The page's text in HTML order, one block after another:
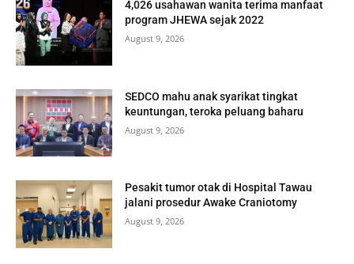
4,026 usahawan wanita terima manfaat
program JHEWA sejak 2022
August 9, 2026
SEDCO mahu anak syarikat tingkat
keuntungan, teroka peluang baharu
August 9, 2026
Pesakit tumor otak di Hospital Tawau
jalani prosedur Awake Craniotomy
August 9, 2026